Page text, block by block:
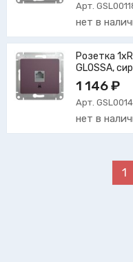
Арт.
нет в
Розетка
GLOSSA,
1 146 ₽
Арт.
нет в
1